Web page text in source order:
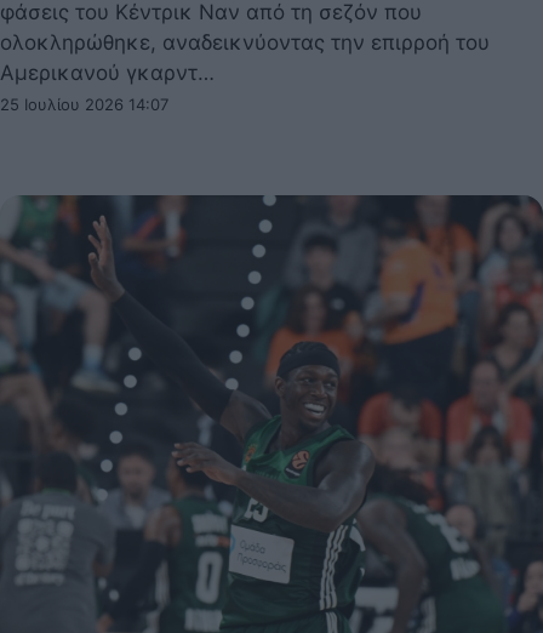
φάσεις του Κέντρικ Ναν από τη σεζόν που
ολοκληρώθηκε, αναδεικνύοντας την επιρροή του
Αμερικανού γκαρντ…
25 Ιουλίου 2026 14:07